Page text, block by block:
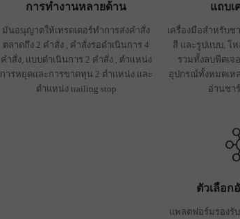
การทำงานหลายด้าน
มันอนุญาตให้เทรดเดอร์ทำการส่งคำสั่ง
ตลาดถึง 2 คำสั่ง , คำสั่งรอดำเนินการ 4
คำสั่ง, แบบดำเนินการ 2 คำสั่ง , ตำแหน่ง
การหยุดและการขาดทุน 2 ตำแหน่ง และ
ตำแหน่ง trailing stop
แถบเ
เครื่องมือสำหรับ
สี และรูปแบบ, โ
รวมทั้งลบฟีดเจ
อุปกรณ์ทั้งหมดเห
อ่านชา
ตัวเลือก
แพลตฟอร์มรองรั